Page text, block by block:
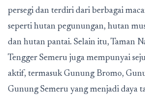
persegi dan terdiri dari berbagai
seperti hutan pegunungan, hutan
dan hutan pantai. Selain itu, Taman
Tengger Semeru juga mempunyai
aktif, termasuk Gunung Bromo,
Gunung Semeru yang menjadi daya